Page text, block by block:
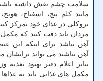
سلامت چشم نقش داشته
مانند کلم پیچ، اسفناج،
بروکلی در غذای خود تمرکز
مردان باید دقت کنند که
آهن نباشد برای اینکه این
آهن نباشند می تواند
بنابر اعلام دفتر بهبود تغذیه
مکمل های غذایی باید به